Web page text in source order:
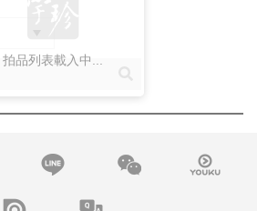
重要私人鼻煙壺雅蓄」專場，欣呈31
清代禹之鼎繪手握鼻煙壺之〈雅士行
清晰，出自Linda Riddell Hoffman、
伉儷、Ruth and Carl Barron伉儷、
、Robert Hall等著名鼻煙壺收藏
廷藝術多姿多彩的絢麗風貌。
拍品列表載入中...